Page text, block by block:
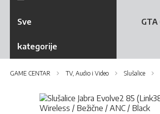
Sve
kategorije
GAME CENTAR TV, Audio i Video Slušalice
Skip
to